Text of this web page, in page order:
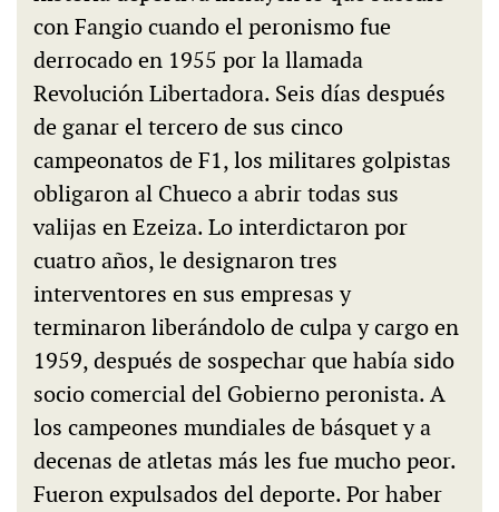
con Fangio cuando el peronismo fue
derrocado en 1955 por la llamada
Revolución Libertadora. Seis días después
de ganar el tercero de sus cinco
campeonatos de F1, los militares golpistas
obligaron al Chueco a abrir todas sus
valijas en Ezeiza. Lo interdictaron por
cuatro años, le designaron tres
interventores en sus empresas y
terminaron liberándolo de culpa y cargo en
1959, después de sospechar que había sido
socio comercial del Gobierno peronista. A
los campeones mundiales de básquet y a
decenas de atletas más les fue mucho peor.
Fueron expulsados del deporte. Por haber